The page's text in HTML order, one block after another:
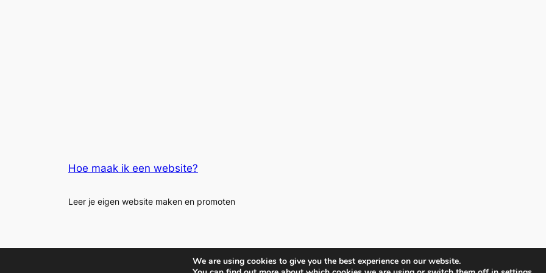
Hoe maak ik een website?
Leer je eigen website maken en promoten
We are using cookies to give you the best experience on our website.